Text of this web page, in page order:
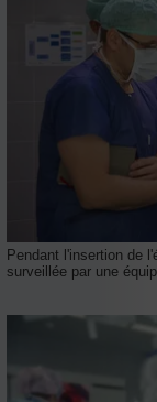
Pendant l'insertion de
surveillée par une